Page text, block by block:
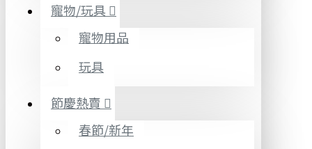
寵物/玩具
寵物用品
玩具
節慶熱賣
春節/新年